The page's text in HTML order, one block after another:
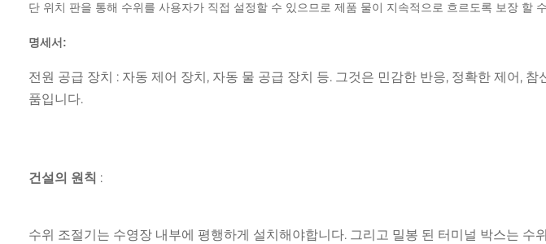
단 위치 판을 통해 수위를 사용자가 직접 설정할 수 있으므로 제품 물이 지속적으로 흐르도록 보장 할
명세서:
전원 공급 장치 : 자동 제어 장치, 자동 물 공급 장치 등. 그것은 민감한 반응, 정확한 제어,
품입니다.
건설의 원칙 :
수위 조절기는 수영장 내부에 평행하게 설치해야합니다. 그리고 밀봉 된 터미널 박스는